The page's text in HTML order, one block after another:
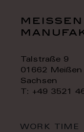
Talstraße 9
01662 Meißen
Sachsen
T: +49 3521
WORK TIME